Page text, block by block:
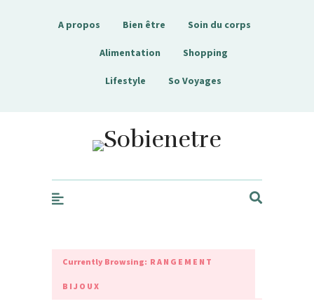
A propos Bien être Soin du corps
Alimentation Shopping
Lifestyle So Voyages
Sobienetre
Currently Browsing: RANGEMENT
BIJOUX